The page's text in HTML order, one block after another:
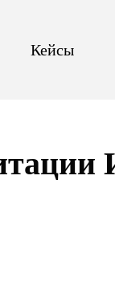
Кейсы